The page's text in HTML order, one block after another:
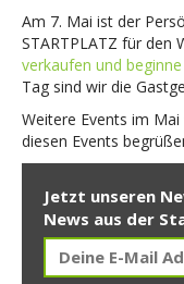
Am 7. Mai ist der
STARTPLATZ für den
verkaufen und
Tag sind wir die
Weitere Events im
diesen Events
Jetzt unseren
News aus der